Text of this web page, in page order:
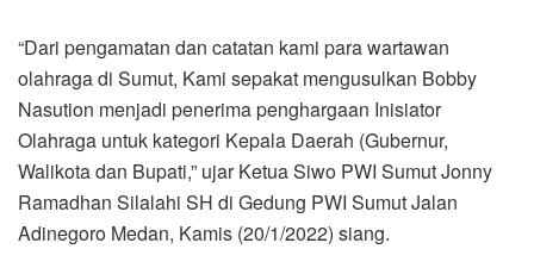
“Dari pengamatan dan catatan kami para wartawan
olahraga di Sumut, Kami sepakat mengusulkan Bobby
Nasution menjadi penerima penghargaan Inisiator
Olahraga untuk kategori Kepala Daerah (Gubernur,
Walikota dan Bupati,” ujar Ketua Siwo PWI Sumut Jonny
Ramadhan Silalahi SH di Gedung PWI Sumut Jalan
Adinegoro Medan, Kamis (20/1/2022) siang.